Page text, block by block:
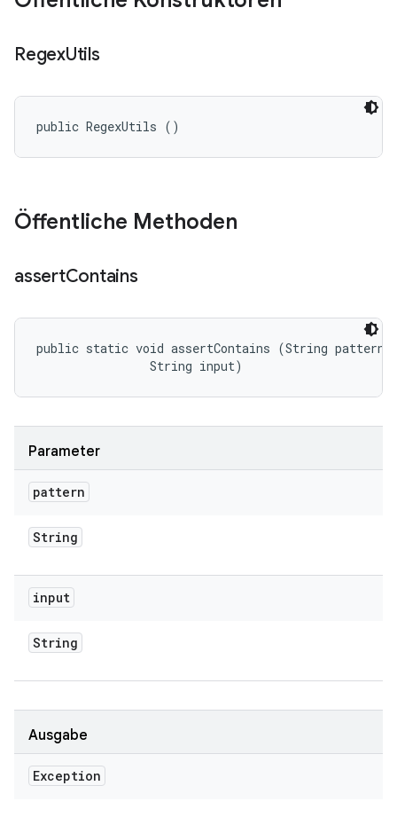
RegexUtils
public RegexUtils ()
Öffentliche Methoden
assertContains
public static void assertContains (String
                String input)
Parameter
pattern
String
input
String
Ausgabe
Exception